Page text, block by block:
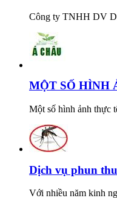
Công ty TNHH DV
MỘT SỐ HÌNH
Một số hình ảnh thực
Dịch vụ phun
Với nhiều năm kinh